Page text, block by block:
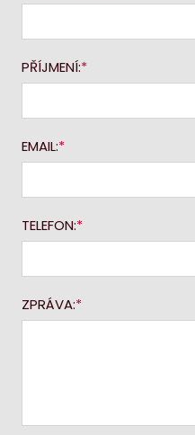
PŘÍJMENÍ:
EMAIL:
TELEFON:
ZPRÁVA: